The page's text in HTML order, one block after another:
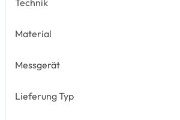
Material
Messgerät
Lieferung Typ